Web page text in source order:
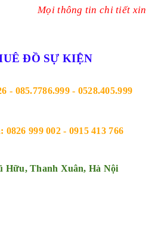
Mọi thông tin chi tiết xin
ĐỒ SỰ KIỆN
- 085.7786.999 - 0528.405.999
999 002 - 0915 413 766
Hữu, Thanh Xuân, Hà Nội